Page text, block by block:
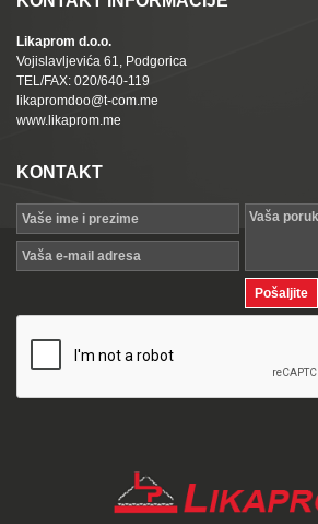
Likaprom d.o.o.
Vojislavljevića 61, Podgorica
TEL/FAX: 020/640-119
likapromdoo@t-com.me
www.likaprom.me
KONTAKT